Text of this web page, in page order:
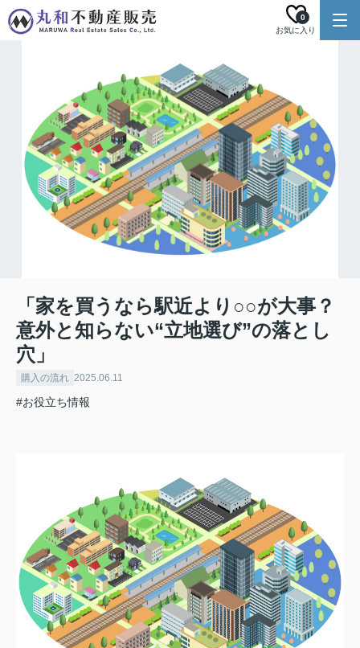
お気に入り
0
「家を買うなら駅近より○○が大事？
意外と知らない“立地選び”の落とし
穴」
購入の流れ 2025.06.11
#お役立ち情報